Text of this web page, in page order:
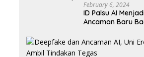
February 6, 2024
ID Palsu AI
Ancaman Baru